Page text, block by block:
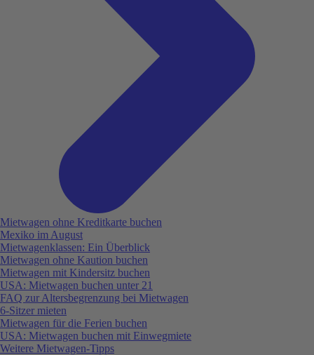
Mietwagen ohne Kreditkarte buchen
Mexiko im August
Mietwagenklassen: Ein Überblick
Mietwagen ohne Kaution buchen
Mietwagen mit Kindersitz buchen
USA: Mietwagen buchen unter 21
FAQ zur Altersbegrenzung bei Mietwagen
6-Sitzer mieten
Mietwagen für die Ferien buchen
USA: Mietwagen buchen mit Einwegmiete
Weitere Mietwagen-Tipps